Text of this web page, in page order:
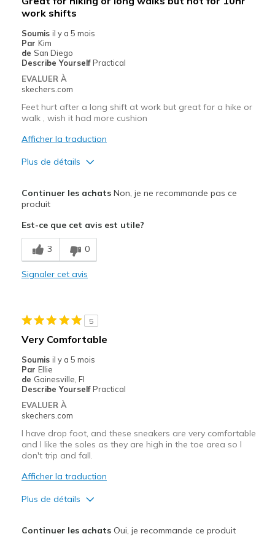
work shifts
Soumis il y a 5 mois
Par Kim
de San Diego
Describe Yourself Practical
EVALUER À
skechers.com
Feet hurt after a long shift at work but great for a hike or
walk , wish it had more cushion
Afficher la traduction
Plus de détails
Breathe Well
Le contre
Poor Cushioning
Wear Out Quickly
Hiking or long walks
Width
Feels true to width
Sizing
View On Shoes
Continuer les achatsNon, je ne recommande pas ce
produit
Est-ce que cet avis est utile?
3 0
Signaler cet avis
5
Very Comfortable
Soumis il y a 5 mois
Par Ellie
de Gainesville, Fl
Describe Yourself Practical
EVALUER À
skechers.com
I have drop foot, and these sneakers are very comfortable
and I like the soles as they are high in the toe area so I
don't trip and fall.
Afficher la traduction
Plus de détails
Continuer les achatsOui, je recommande ce produit